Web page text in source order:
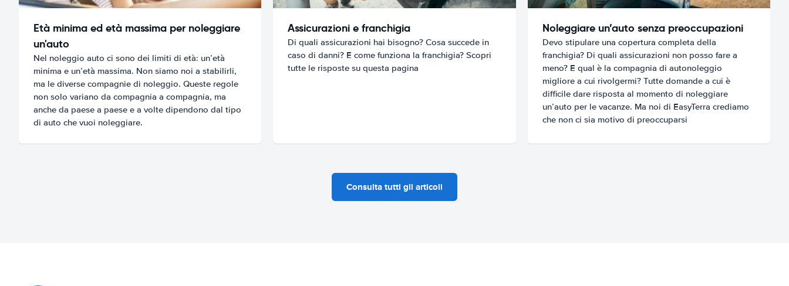
Età minima ed età massima per noleggiare
un'auto
Nel noleggio auto ci sono dei limiti di età: un’età
minima e un’età massima. Non siamo noi a stabilirli,
ma le diverse compagnie di noleggio. Queste regole
non solo variano da compagnia a compagnia, ma
anche da paese a paese e a volte dipendono dal tipo
di auto che vuoi noleggiare.
Assicurazioni e franchigia
Di quali assicurazioni hai bisogno? Cosa succede in
caso di danni? E come funziona la franchigia? Scopri
tutte le risposte su questa pagina
Noleggiare un’auto senza preoccupazioni
Devo stipulare una copertura completa della
franchigia? Di quali assicurazioni non posso fare a
meno? E qual è la compagnia di autonoleggio
migliore a cui rivolgermi? Tutte domande a cui è
difficile dare risposta al momento di noleggiare
un’auto per le vacanze. Ma noi di EasyTerra crediamo
che non ci sia motivo di preoccuparsi
Consulta tutti gli articoli